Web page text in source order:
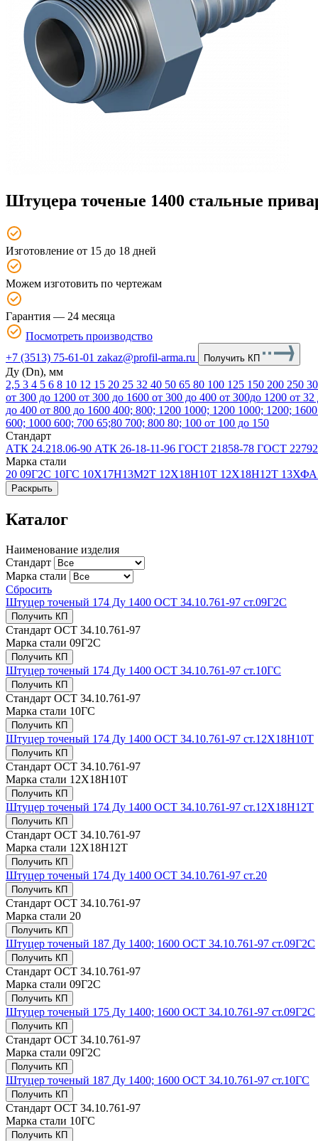
Штуцера точеные 1400 стальные
Изготовление от 15 до 18 дней
Можем изготовить по чертежам
Гарантия — 24 месяца
Посмотреть производство
+7 (3513) 75-61-01 zakaz@profil-arma.ru Получить КП
Ду (Dn), мм
2,5 3 4 5 6 8 10 12 15 20 25 32 40 50 65 80 100 125 150 200 250
от 300 до 1200 от 300 до 1600 от 300 до 400 от 300до 1200 от 32
до 400 от 800 до 1600 400; 800; 1200 1000; 1200 1000; 1200; 1600
600; 1000 600; 700 65;80 700; 800 80; 100 от 100 до 150
Стандарт
АТК 24.218.06-90 АТК 26-18-11-96 ГОСТ 21858-78 ГОСТ
Марка стали
20 09Г2С 10ГС 10Х17Н13М2Т 12Х18Н10Т 12Х18Н12Т 13ХФА
Раскрыть
Каталог
Наименование изделия
Стандарт
Марка стали
Сбросить
Штуцер точеный 174 Ду 1400 ОСТ 34.10.761-97 ст.09Г2С
Получить КП
Стандарт ОСТ 34.10.761-97
Марка стали 09Г2С
Получить КП
Штуцер точеный 174 Ду 1400 ОСТ 34.10.761-97 ст.10ГС
Получить КП
Стандарт ОСТ 34.10.761-97
Марка стали 10ГС
Получить КП
Штуцер точеный 174 Ду 1400 ОСТ 34.10.761-97 ст.12Х18Н10Т
Получить КП
Стандарт ОСТ 34.10.761-97
Марка стали 12Х18Н10Т
Получить КП
Штуцер точеный 174 Ду 1400 ОСТ 34.10.761-97 ст.12Х18Н12Т
Получить КП
Стандарт ОСТ 34.10.761-97
Марка стали 12Х18Н12Т
Получить КП
Штуцер точеный 174 Ду 1400 ОСТ 34.10.761-97 ст.20
Получить КП
Стандарт ОСТ 34.10.761-97
Марка стали 20
Получить КП
Штуцер точеный 187 Ду 1400; 1600 ОСТ 34.10.761-97 ст.09Г2С
Получить КП
Стандарт ОСТ 34.10.761-97
Марка стали 09Г2С
Получить КП
Штуцер точеный 175 Ду 1400; 1600 ОСТ 34.10.761-97 ст.09Г2С
Получить КП
Стандарт ОСТ 34.10.761-97
Марка стали 09Г2С
Получить КП
Штуцер точеный 187 Ду 1400; 1600 ОСТ 34.10.761-97 ст.10ГС
Получить КП
Стандарт ОСТ 34.10.761-97
Марка стали 10ГС
Получить КП